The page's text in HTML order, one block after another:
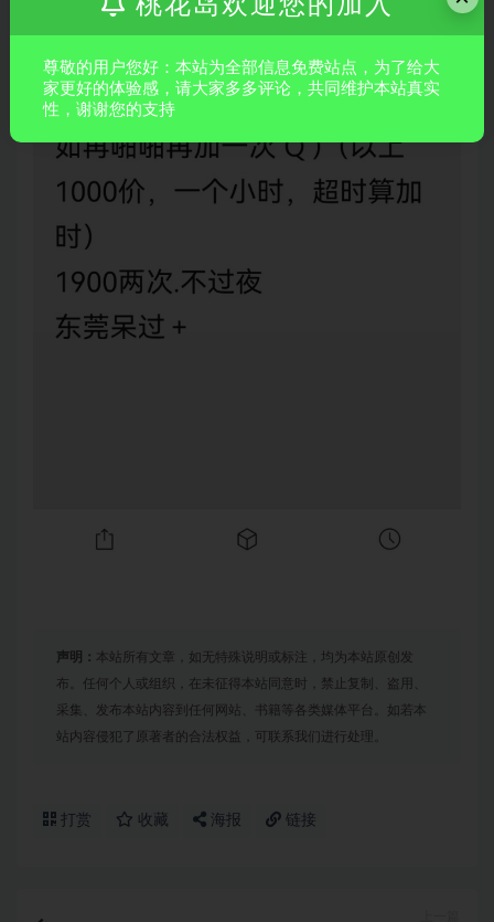
声明： 本站所有文章，如无特殊说明或标注，均为本站原创发
布。任何个人或组织，在未征得本站同意时，禁止复制、盗用、
采集、发布本站内容到任何网站、书籍等各类媒体平台。如若本
站内容侵犯了原著者的合法权益，可联系我们进行处理。
打赏 收藏 海报 链接
桃花岛欢迎您的加入
尊敬的用户您好：本站为全部信息免费站点，为了给大
家更好的体验感，请大家多多评论，共同维护本站真实
性，谢谢您的支持